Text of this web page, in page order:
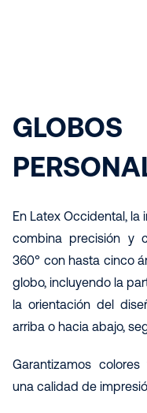
GLOBOS
En Latex Occidental,
combina precisión y
360° con hasta cinco
globo, incluyendo la
la orientación del
arriba o hacia abajo,
Garantizamos
una calidad de